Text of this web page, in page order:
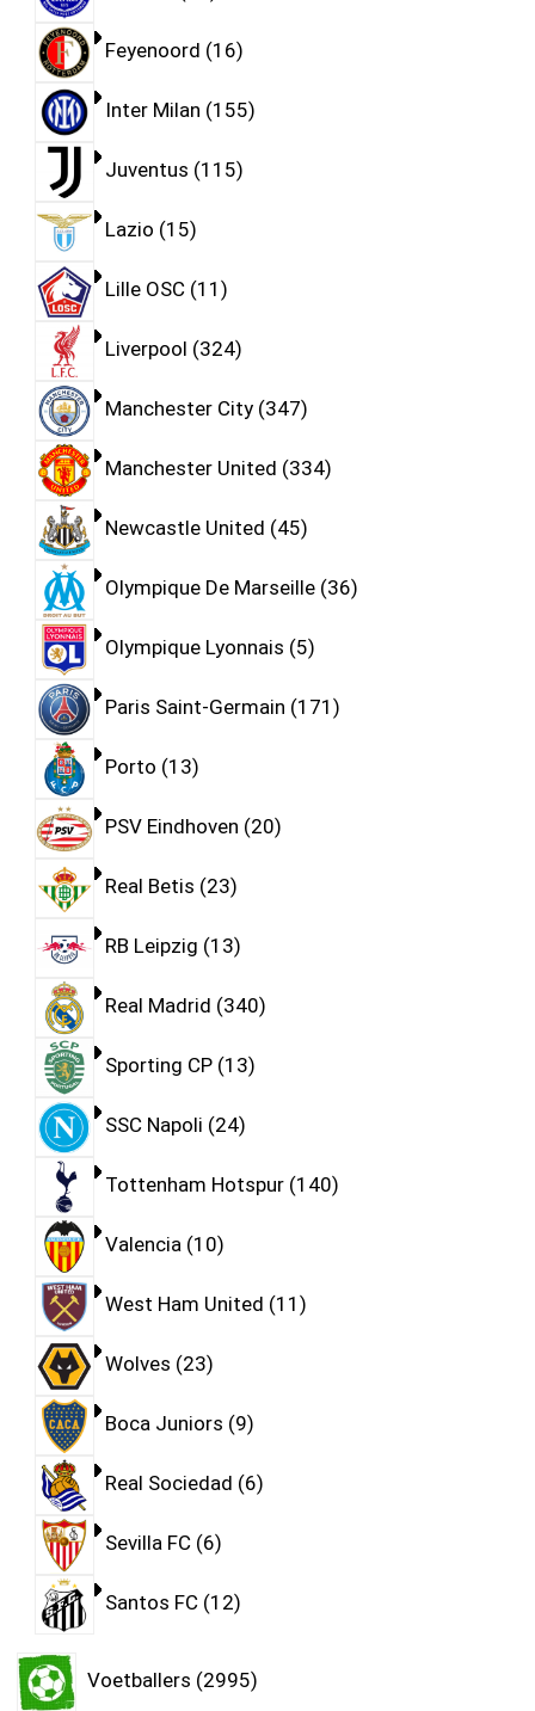
Feyenoord 16
Inter Milan 155
Juventus 115
Lazio 15
Lille OSC 11
Liverpool 324
Manchester City 347
Manchester United 334
Newcastle United 45
Olympique De Marseille 36
Olympique Lyonnais 5
Paris Saint-Germain 171
Porto 13
PSV Eindhoven 20
Real Betis 23
RB Leipzig 13
Real Madrid 340
Sporting CP 13
SSC Napoli 24
Tottenham Hotspur 140
Valencia 10
West Ham United 11
Wolves 23
Boca Juniors 9
Real Sociedad 6
Sevilla FC 6
Santos FC 12
Voetballers 2995